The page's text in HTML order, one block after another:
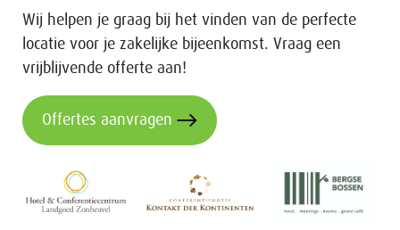
Wij helpen je graag bij het vinden van de perfecte
locatie voor je zakelijke bijeenkomst. Vraag een
vrijblijvende offerte aan!
Offertes aanvragen